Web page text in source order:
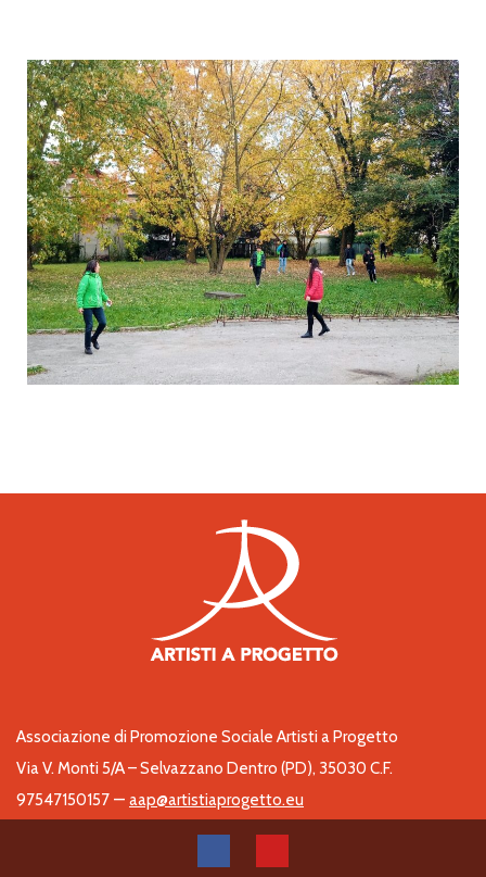
Associazione di Promozione Sociale Artisti a Progetto
Via V. Monti 5/A – Selvazzano Dentro (PD), 35030 C.F.
97547150157 – aap@artistiaprogetto.eu